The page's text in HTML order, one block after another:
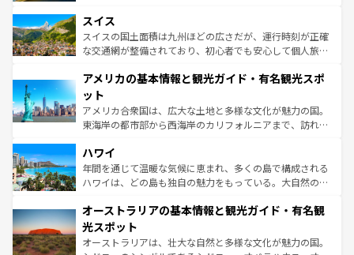
を参照してほしい。
は、お酒好きな人にはぜひ体験してほしい。 なお、新着の
ドイツ情報はコンテンツ一覧を参照してほしい。
リアごとに異なる魅力がある。また、優雅なアフタヌーン
ティー、ビール好きにはたまらない英国パブ、サッカー観
戦など、本場だからこそできる体験も豊富。イギリスを旅
ンツ一覧を参照してほしい。
スイス
スイスの国土面積は九州ほどの広さだが、運行時刻が正確
な交通網が整備されており、初心者でも安心して個人旅行
の建物がそのまま残る町や、スイスならではのユニークな
博物館もあり、アルプス観光だけでなく町歩きも満喫する
ことができる。国民の所得が高いため物価も高いが、旅行
者向けの交通パス提供のサービスもあり、うまく活用すれ
着のスイス情報は
アメリカの基本情報と観光ガイド・有名観光スポ
ット
アメリカ合衆国は、広大な土地と多様な文化が魅力の国。
東海岸の都市部から西海岸のカリフォルニアまで、訪れる
のような巨大都市は、観光、ショッピング、エンターテイ
ンメントが詰まった刺激的なスポットだ。一方、アメリカ
西部には大自然が広がり、グランドキャニオンやイエロー
部のニューオーリンズでは、音楽と美食が融合した独特の
文化が魅力。旅行者はアメリカの各地域で異なる魅力を楽
しみながら、その多様性と豊かな歴史を感じることができ
るだろう。車でのロードトリップや列車の旅も、アメリカ
ハワイ
年間を通じて温暖な気候に恵まれ、多くの島で構成される
ハワイは、どの島も独自の魅力をもっている。大自然の神
ワイ島は見逃せない。また、定番の観光地といえばオアフ
島だが、静かな自然を求めるならマウイ島やカウアイ島が
おすすめ。エメラルドグリーンに輝く海をはじめ、豊かな
オーストラリアの基本情報と観光ガイド・有名観
光スポット
オーストラリアは、壮大な自然と多様な文化が魅力の国。